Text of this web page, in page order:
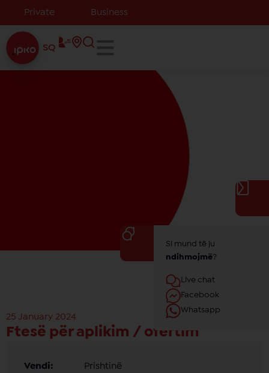
Private Business
SQ
25 January 2024
Ftesë për aplikim / ofertim
Vendi:
Prishtinë
Si mund të ju
ndihmojmë?
Live chat
Facebook
Whatsapp